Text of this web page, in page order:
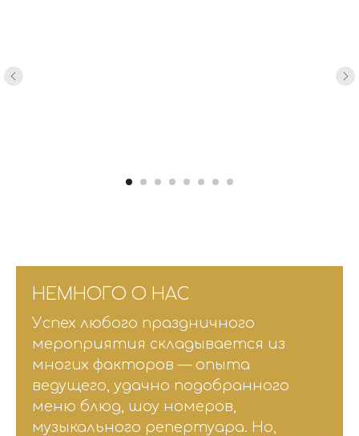
НЕМНОГО О НАС
Успех любого праздничного
мероприятия складывается из
многих факторов — опыта
ведущего, удачно подобранного
меню блюд, шоу номеров,
музыкального репертуара. Но,